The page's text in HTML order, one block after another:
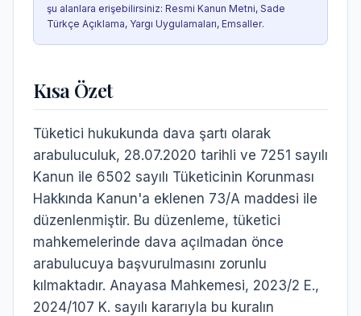
şu alanlara erişebilirsiniz: Resmi Kanun Metni, Sade
Türkçe Açıklama, Yargı Uygulamaları, Emsaller.
Kısa Özet
Tüketici hukukunda dava şartı olarak
arabuluculuk, 28.07.2020 tarihli ve 7251 sayılı
Kanun ile 6502 sayılı Tüketicinin Korunması
Hakkında Kanun'a eklenen 73/A maddesi ile
düzenlenmiştir. Bu düzenleme, tüketici
mahkemelerinde dava açılmadan önce
arabulucuya başvurulmasını zorunlu
kılmaktadır. Anayasa Mahkemesi, 2023/2 E.,
2024/107 K. sayılı kararıyla bu kuralın